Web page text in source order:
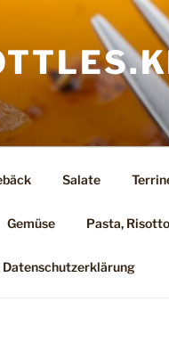
Salate
Gemüse Pasta,
Datenschutzerklärung